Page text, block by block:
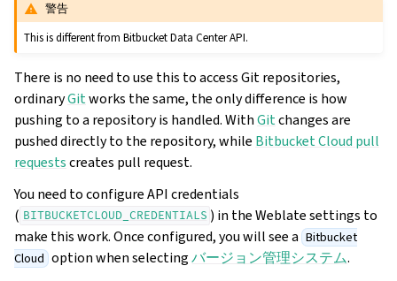
警告
This is different from Bitbucket Data Center API.
There is no need to use this to access Git repositories,
ordinaryGitworks the same, the only difference is how
pushing to a repository is handled. WithGitchanges are
pushed directly to the repository, while Bitbucket Cloud pull
requestscreates pull request.
You need to configure API credentials
( BITBUCKETCLOUD_CREDENTIALS ) in the Weblate settings to
make this work. Once configured, you will see a Bitbucket
Cloud option when selectingバージョン管理システム.